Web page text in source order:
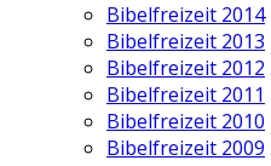
Bibelfreizeit 2014
Bibelfreizeit 2013
Bibelfreizeit 2012
Bibelfreizeit 2011
Bibelfreizeit 2010
Bibelfreizeit 2009